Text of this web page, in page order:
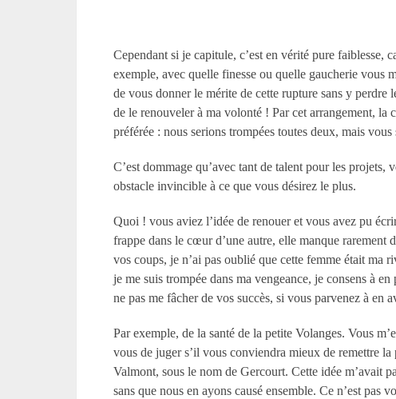
Cependant si je capitule, c’est en vérité pure faiblesse,
exemple, avec quelle finesse ou quelle gaucherie vous
de vous donner le mérite de cette rupture sans y
de le renouveler à ma volonté ! Par cet arrangement,
préférée : nous serions trompées toutes deux, mais
C’est dommage qu’avec tant de talent pour les
obstacle invincible à ce que vous désirez le plus.
Quoi ! vous aviez l’idée de renouer et vous avez pu
frappe dans le cœur d’une autre, elle manque
vos coups, je n’ai pas oublié que cette femme était ma
je me suis trompée dans ma vengeance, je consens à
ne pas me fâcher de vos succès, si vous parvenez à en
Par exemple, de la santé de la petite Volanges. Vous
vous de juger s’il vous conviendra mieux de remettre
Valmont, sous le nom de Gercourt. Cette idée m’avait
sans que nous en ayons causé ensemble. Ce n’est pas